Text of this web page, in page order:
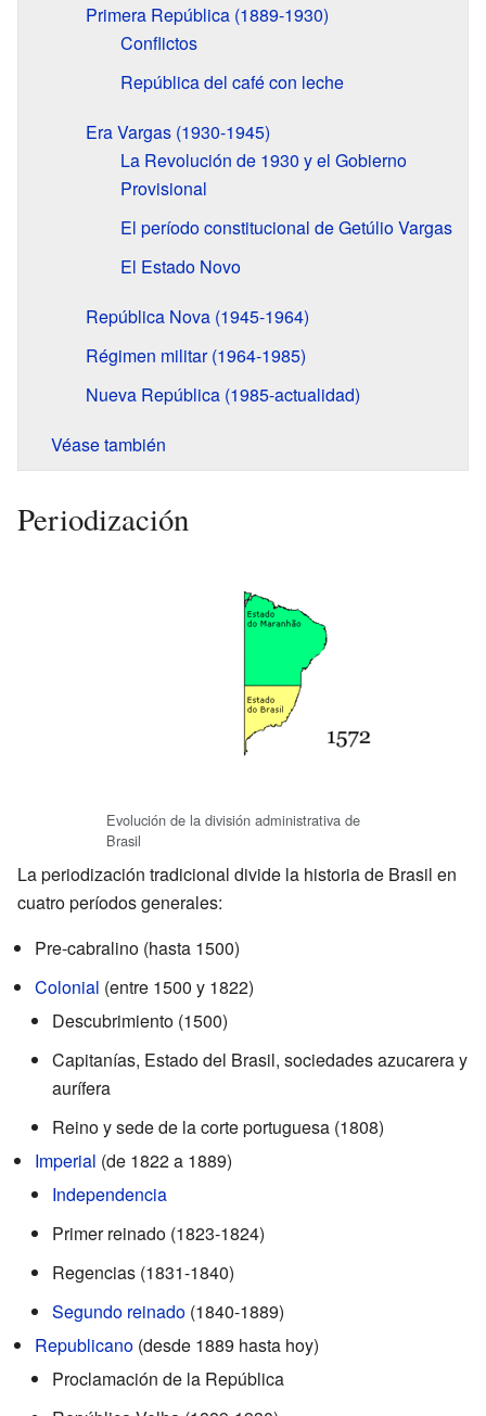
Primera República (1889-1930)
Conflictos
República del café con leche
Era Vargas (1930-1945)
La Revolución de 1930 y el Gobierno
Provisional
El período constitucional de Getúlio Vargas
El Estado Novo
República Nova (1945-1964)
Régimen militar (1964-1985)
Nueva República (1985-actualidad)
Véase también
Periodización
Evolución de la división administrativa de
Brasil
La periodización tradicional divide la historia de Brasil en
cuatro períodos generales:
Pre-cabralino (hasta 1500)
Colonial (entre 1500 y 1822)
Descubrimiento (1500)
Capitanías, Estado del Brasil, sociedades azucarera y
aurífera
Reino y sede de la corte portuguesa (1808)
Imperial (de 1822 a 1889)
Independencia
Primer reinado (1823-1824)
Regencias (1831-1840)
Segundo reinado (1840-1889)
Republicano (desde 1889 hasta hoy)
Proclamación de la República